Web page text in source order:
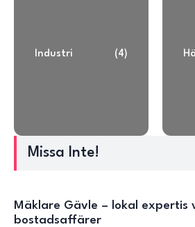
Industri (4)
Missa Inte!
Mäklare Gävle – lokal expertis
bostadsaffärer